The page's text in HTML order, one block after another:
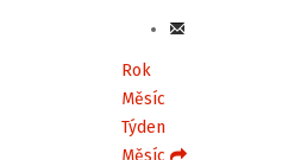
Rok
Měsíc
Týden
Měsíc